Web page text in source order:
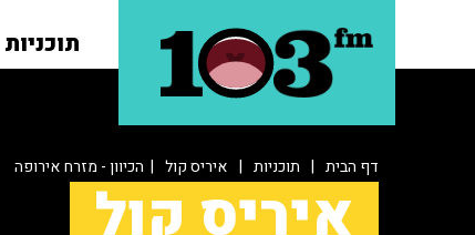
תוכניות
דף הבית | תוכניות | איריס קול | הכיוון - מזרח אירופה
איריס קול